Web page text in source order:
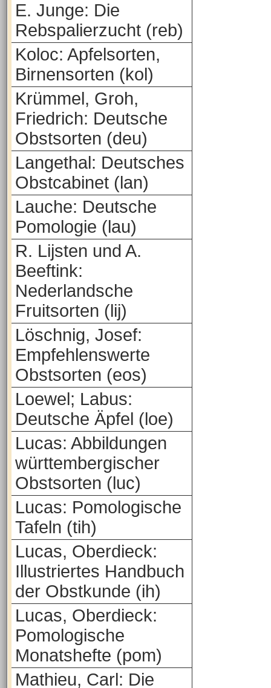
E. Junge: Die
Rebspalierzucht (reb)
Koloc: Apfelsorten,
Birnensorten (kol)
Krümmel, Groh,
Friedrich: Deutsche
Obstsorten (deu)
Langethal: Deutsches
Obstcabinet (lan)
Lauche: Deutsche
Pomologie (lau)
R. Lijsten und A.
Beeftink:
Nederlandsche
Fruitsorten (lij)
Löschnig, Josef:
Empfehlenswerte
Obstsorten (eos)
Loewel; Labus:
Deutsche Äpfel (loe)
Lucas: Abbildungen
württembergischer
Obstsorten (luc)
Lucas: Pomologische
Tafeln (tih)
Lucas, Oberdieck:
Illustriertes Handbuch
der Obstkunde (ih)
Lucas, Oberdieck:
Pomologische
Monatshefte (pom)
Mathieu, Carl: Die